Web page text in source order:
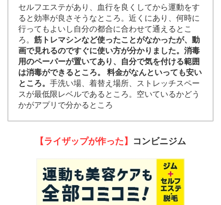
セルフエステがあり、血行を良くしてから運動をす
ると効率が良さそうなところ。近くにあり、何時に
行ってもよいし自分の都合に合わせて通えるとこ
ろ。 筋トレマシンなど使ったことがなかったが、動
画で見れるのですぐに使い方が分かりました。消毒
用のペーパーが置いてあり、自分で気を付ける範囲
は消毒ができるところ。 料金がなんといっても安い
ところ。 手洗い場、着替え場所、ストレッチスペー
スが最低限レベルであるところ。空いているかどう
かがアプリで分かるところ
【ライザップが作った】 コンビニジム